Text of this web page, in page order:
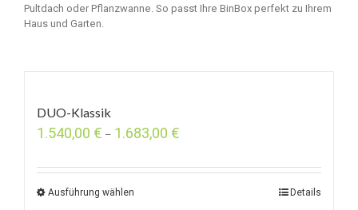
Pultdach oder Pflanzwanne. So passt Ihre BinBox perfekt zu Ihrem
Haus und Garten.
DUO-Klassik
1.540,00 € – 1.683,00 €
Ausführung wählen Details